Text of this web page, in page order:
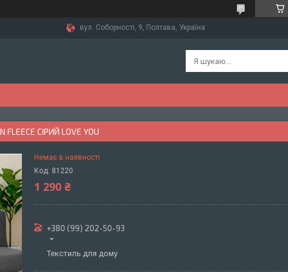
вул. Соборності, 9, Полтава, Україна
СІРИЙ LOVE YOU
Немає в наявності
Код: 81220
1 290 ₴
+380 (99) 202-50-93
Текстиль для дому